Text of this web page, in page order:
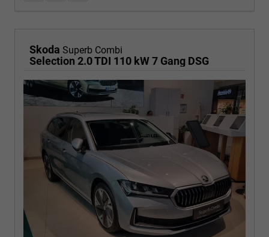
Skoda Superb Combi
Selection 2.0 TDI 110 kW 7 Gang DSG